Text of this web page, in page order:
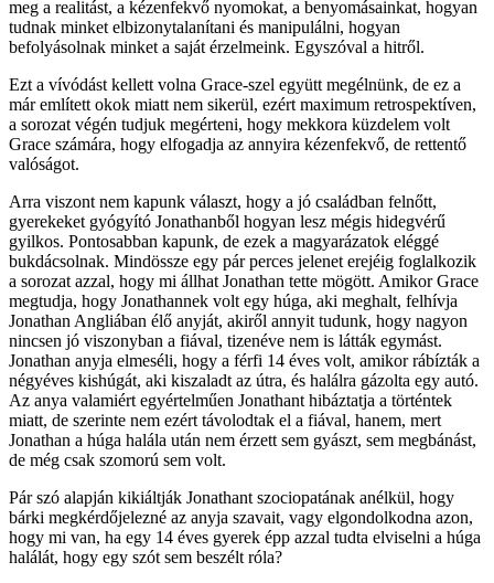
meg a realitást, a kézenfekvő nyomokat, a benyomásainkat, hogyan
tudnak minket elbizonytalanítani és manipulálni, hogyan
befolyásolnak minket a saját érzelmeink. Egyszóval a hitről.
Ezt a vívódást kellett volna Grace-szel együtt megélnünk, de ez a
már említett okok miatt nem sikerül, ezért maximum retrospektíven,
a sorozat végén tudjuk megérteni, hogy mekkora küzdelem volt
Grace számára, hogy elfogadja az annyira kézenfekvő, de rettentő
valóságot.
Arra viszont nem kapunk választ, hogy a jó családban felnőtt,
gyerekeket gyógyító Jonathanből hogyan lesz mégis hidegvérű
gyilkos. Pontosabban kapunk, de ezek a magyarázatok eléggé
bukdácsolnak. Mindössze egy pár perces jelenet erejéig foglalkozik
a sorozat azzal, hogy mi állhat Jonathan tette mögött. Amikor Grace
megtudja, hogy Jonathannek volt egy húga, aki meghalt, felhívja
Jonathan Angliában élő anyját, akiről annyit tudunk, hogy nagyon
nincsen jó viszonyban a fiával, tizenéve nem is látták egymást.
Jonathan anyja elmeséli, hogy a férfi 14 éves volt, amikor rábízták a
négyéves kishúgát, aki kiszaladt az útra, és halálra gázolta egy autó.
Az anya valamiért egyértelműen Jonathant hibáztatja a történtek
miatt, de szerinte nem ezért távolodtak el a fiával, hanem, mert
Jonathan a húga halála után nem érzett sem gyászt, sem megbánást,
de még csak szomorú sem volt.
Pár szó alapján kikiáltják Jonathant szociopatának anélkül, hogy
bárki megkérdőjelezné az anyja szavait, vagy elgondolkodna azon,
hogy mi van, ha egy 14 éves gyerek épp azzal tudta elviselni a húga
halálát, hogy egy szót sem beszélt róla?